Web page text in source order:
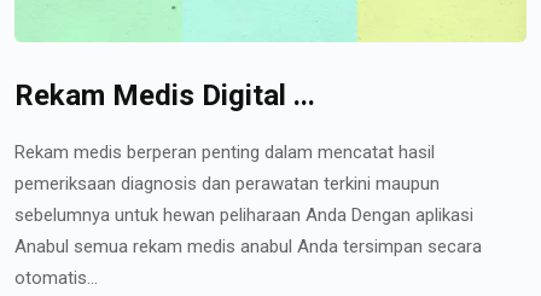
Rekam Medis Digital ...
Rekam medis berperan penting dalam mencatat hasil
pemeriksaan diagnosis dan perawatan terkini maupun
sebelumnya untuk hewan peliharaan Anda Dengan aplikasi
Anabul semua rekam medis anabul Anda tersimpan secara
otomatis...